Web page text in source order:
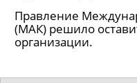
Правление
(МАК) решило
организации.